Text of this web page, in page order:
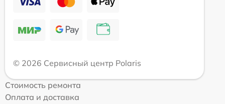
© 2026 Сервисный центр Polaris
Стоимость ремонта
Оплата и доставка